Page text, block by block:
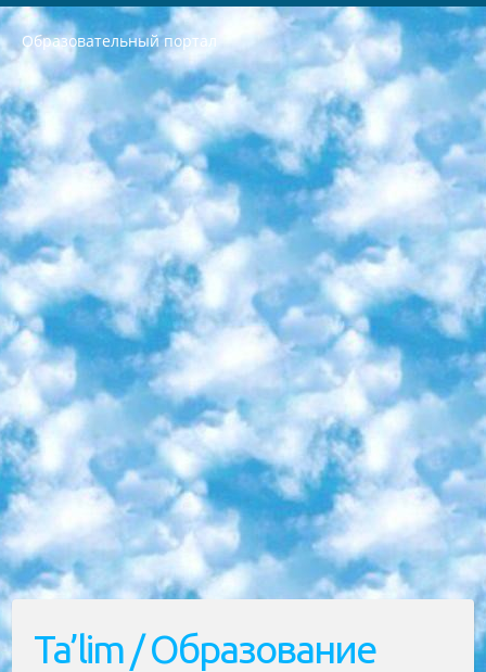
Образовательный портал
РЕСПУБЛИКА УЗБЕКИСТАН МИНИСТРЕРСТВО ДОШКОЛЬНОГО И ШКОЛЬНОГО ОБРАЗОВАНИЯ КОМАНДА в общеобразовательных учреждениях в 2023-2024 учебном году организация и проведение итоговой государственной аттестации обучающихся о Министра дошкольного и школьного образования Республики Узбекистан от 4 марта 2008 года (постановлением Минюста от 20 марта 2008 года № 1778 государственной регистрации) «Итоговое состояние учащихся общего среднего образования на основании положения об утверждении положения об аттестации общего среднего образования выпускной экзамен студентов в образовательных учреждениях в 2023-2024 учебном году В целях организации и прохождения аттестации приказываю: 1. Следующее: перечень предметов, по которым будет проводиться итоговая государственная аттестация и экзамен формы перевода согласно приложению 1; сертификаты международного образца, оценивающие уровень владения иностранными языками перечень согласно приложению 2; 2. Педагогический при специализированных образовательных учреждениях. научно-практический центр квалификации и международной оценки (Д.Давидова) 2024 г. До 25 марта: задания по предметам, по которым будет проводиться итоговая аттестация разработка и утверждение технических условий; итоговая аттестация на основании разработанного предметного задания разработка вопросов по предметам (устно и письменно), экзамен передача; общеобразовательные средние школы и специальные учебные заведения учащиеся выпускных классов школ и интернатов в агентской системе подготовка базы данных экзаменационных материалов и критериев оценки; перевод базы экзаменационных материалов на все языки обучения подать в Республиканский образовательный центр для изготовления; варианты экзаменов на основе разработанных контрольных материалов пусть будут поставлены задачи формирования. 3. Республиканский образовательный центр (Ш.Худайкулов) до 5 апреля 2024 года. до: база данных предоставленных экзаменационных материалов на все языки обучения перевод и экспертиза; для слепых, слабовидящих, глухих, слабослышащих и умственно отсталых детей учащиеся выпускных классов специализированных школ и школ-интернатов база данных экзаменационных материалов на всех преподаваемых языках подготовка критериев оценки; специализированные школы для умственно отсталых детей и технологии для учащихся выпускных классов школ-интернатов разработка соответствующих рекомендаций и критериев проведения ЕГЭ по естествознанию давать задания. 4. Педагогический при специализированных образовательных учреждениях. Научно-практический центр навыков и международной оценки (Д.Давидова), Республика образовательный центр (Худайкулов Ш.) итоговый государственный аттестационный экзамен ориентирован на творческое и логическое мышление при подготовке базы материалов учитывать введение заданий. 5. Следует отметить, что: сертификат государственного образца о знании общеобразовательного предмета и как минимум национальный уровень B1 по предметам на иностранных языках, указанным в Приложении 2. или международно признанный сертификат эквивалентного уровня студенты, изучающие определенный предмет, освобождаются от экзамена; по соответствующим предметам запланирована итоговая государственная аттестация за день до дня, путем жеребьевки Рабочей группой (в письменной форме по предметам, проводимым в форме) из числа сформированных вариантов выбрано 2 варианта; 2 выбранных варианта экзамена анонсированы на официальном сайте министерства и все выпускники по всей стране на основе этих вариантов проводит итоговую государственную аттестацию. 6. Государственное образование учащихся средних общеобразовательных учреждений. знания в соответствии с квалификационными требованиями, которые необходимо приобрести на основании стандартов итоговый (выпускной) контроль для 9 и 11 классов в целях тестирования Экзамены (далее – экзамены) состоят из предметов, перечисленных в приложении 1. будет сделано. 7. Экзамены пройдут с 26 мая по 15 июня 2024 г. (кроме науки физического воспитания). 8. Физическая для учащихся 9 классов общесредних образовательных учреждений. Экзамены по предмету «Образование, квалификация медицина» 1-6 мая 2024 года. сотрудники перевести под присмотр (с отклонениями в физическом или умственном развитии) специализированная школа для детей, школы-интернаты и со сколиозом школы-интернаты санаторного типа для больных детей исключены). 9. Он был слепым, слабовидящим и имел нарушения опорно-двигательного аппарата. экзамены в специализированных школах и интернатах для детей должны проводиться исходя из требований, предъявляемых к общеобразовательным учреждениям (физкультура кроме науки). 10. Специализированная школа для глухих и слабослышащих детей. и экзамены в интернатах и быть реализован в виде письменного теста по математике. 11. Специальность для умственно отсталых детей. Для 9 класса Родной язык и литературное письмо Государственный язык (язык обучения – узбекский). для неклассов) написано Математическое письмо Письменная/устная история Узбекистана Физическое воспитание практично Итоговый контроль Для 11 класса Написание родного языка и литературы (эссе) Математическое письмо Узбекский язык (обучение на узбекском языке) не посещающее общее среднее образование для учреждений)/Образовательное учреждение выбор письменный и устный Иностранный язык письменный/устный Письменная/устная история Узбекистана *По выбору студента:  Химия  Физика  Основы государственного права  География 10 бесплатных образовательных ресурсов - Мы составили подборку онлайн-проектов с интерактивными упражнениями, видеолекциями и статьями. Они помогут вам обрести новые и освежить старые знания бесплатно. 1. «ИНТУИТ» Старейшая образовательная площадка Рунета. Здесь вы найдёте сотни текстовых и видеокурсов на десятки различных тем — от программирования до психологии. Многие курсы подготовлены российскими университетами и крупными международными компаниями вроде Intel и Microsoft. Самостоятельное обучение бесплатное, но желающие могут оплатить услуги персональных наставников. 2. «Смартия» знакомит с актуальными профессиями и подсказывает, как им обучаться. Выбрав заинтересовавшую вас специальность — SMM-специалист, фотограф, веб-дизайнер или другую, — увидите список необходимых для неё умений. Чтобы вы могли освоить их самостоятельно, для каждого умения площадка отображает подборку ссылок на учебные материалы. Хотя «Смартия» ориентируется на русскоязычную аудиторию, часть контента всё же доступна только на английском. 3. «Лекторий Физтеха» Проект Московского физико-технического института (Физтеха). С его помощью вы можете смотреть онлайн серии лекций, записанные на видео в этом вузе. В числе доступных предметов — физика, биология, химия, информационные технологии и другие. К некоторым лекциям администрация ресурса прилагает готовые конспекты, которые можно скачивать в PDF-формате. 4. ITMOcourses Онлайн-площадка Санкт-Петербургского национального исследовательского университета информационных технологий, механики и оптики (ИТМО). Ресурс предоставляет свободный доступ к курсам, разработанным в этом вузе. Каталог материалов разбит на четыре категории: «Оптические системы и технологии», «Приборостроение и робототехника», «Информационные технологии» и «Биотехнологии». Курсы состоят из видеолекций, интерактивных демонстраций и заданий. 5. «КиберЛенинка» Электронная научная библиотека открытого доступа. Каталог площадки регулярно обрастает текстами статей из различных научных изданий. Сгруппированные по журналам и рубрикам публикации можно читать онлайн или скачивать целиком в PDF-формате. Проект нацелен на популяризацию науки за счёт открытого доступа к качественной информации. 6. «ПостНаука» На этом ресурсе публикуют подборки видеолекций, составленные экспертами из разных отраслей и объединённые общими темами. Среди них, к примеру, есть серии «Биоинформатика и геномика», «Культура средневековой Скандинавии» и Cinema Studies о теории кино. Каждая подборка лекций — логически связанная история, рассказанная экспертом от первого лица. Кроме того, на сайте появляются научно-образовательные статьи и тесты на разные темы. 7. «Newочём» Команда проекта «Newочём» отбирает самые интересные тексты из англоязычных СМИ и переводит те из них, за которые голосуют участники сообщества «ВКонтакте». По большей части это научно-популярные статьи. Редакторы придумывают лишь заголовки, в остальном содержание переводов соответствует оригиналам. Полные тексты можно читать прямо в социальной сети. 8. InternetUrok Онлайн-база материалов по основным дисциплинам школьной программы. Информация на сайте структурирована по классам, предметам и темам (урокам). Каждый урок состоит из видеолекций и конспектов. Есть также интерактивные тренажёры и тесты для закрепления пройденного материала. Даже если вы давно окончили школу, возможность повторить программу старших классов всегда может пригодиться. 9. Edutainme Ещё один ресурс об образовании. В отличие от Newtonew, как мне кажется, Edutainme больше ориентируется на представителей индустрии: педагогов, предпринимателей, разработчиков образовательных проектов. Но и любой, кто просто стремится к саморазвитию, найдёт на сайте много полезного и интересного для себя. Например, информацию о новых курсах и образовательных сервисах. 10. Newtonew Онлайн-медиа об образовании и обучении в широком смысле. Авторы Newtonew пишут об инструментах, заведениях, тактиках и стратегиях, которые помогают учить других и получать новые знания самостоятельно. На этой площадке вы найдёте новости, обзоры, аналитические мат
Ta’lim / Образование